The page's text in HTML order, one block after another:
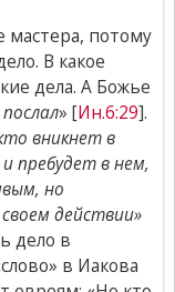
мастера, потому
В какое
дела. А Божье
» [Ин.6:29].
вникнет в
пребудет в нем,
но
действии»
дело в
в Иакова